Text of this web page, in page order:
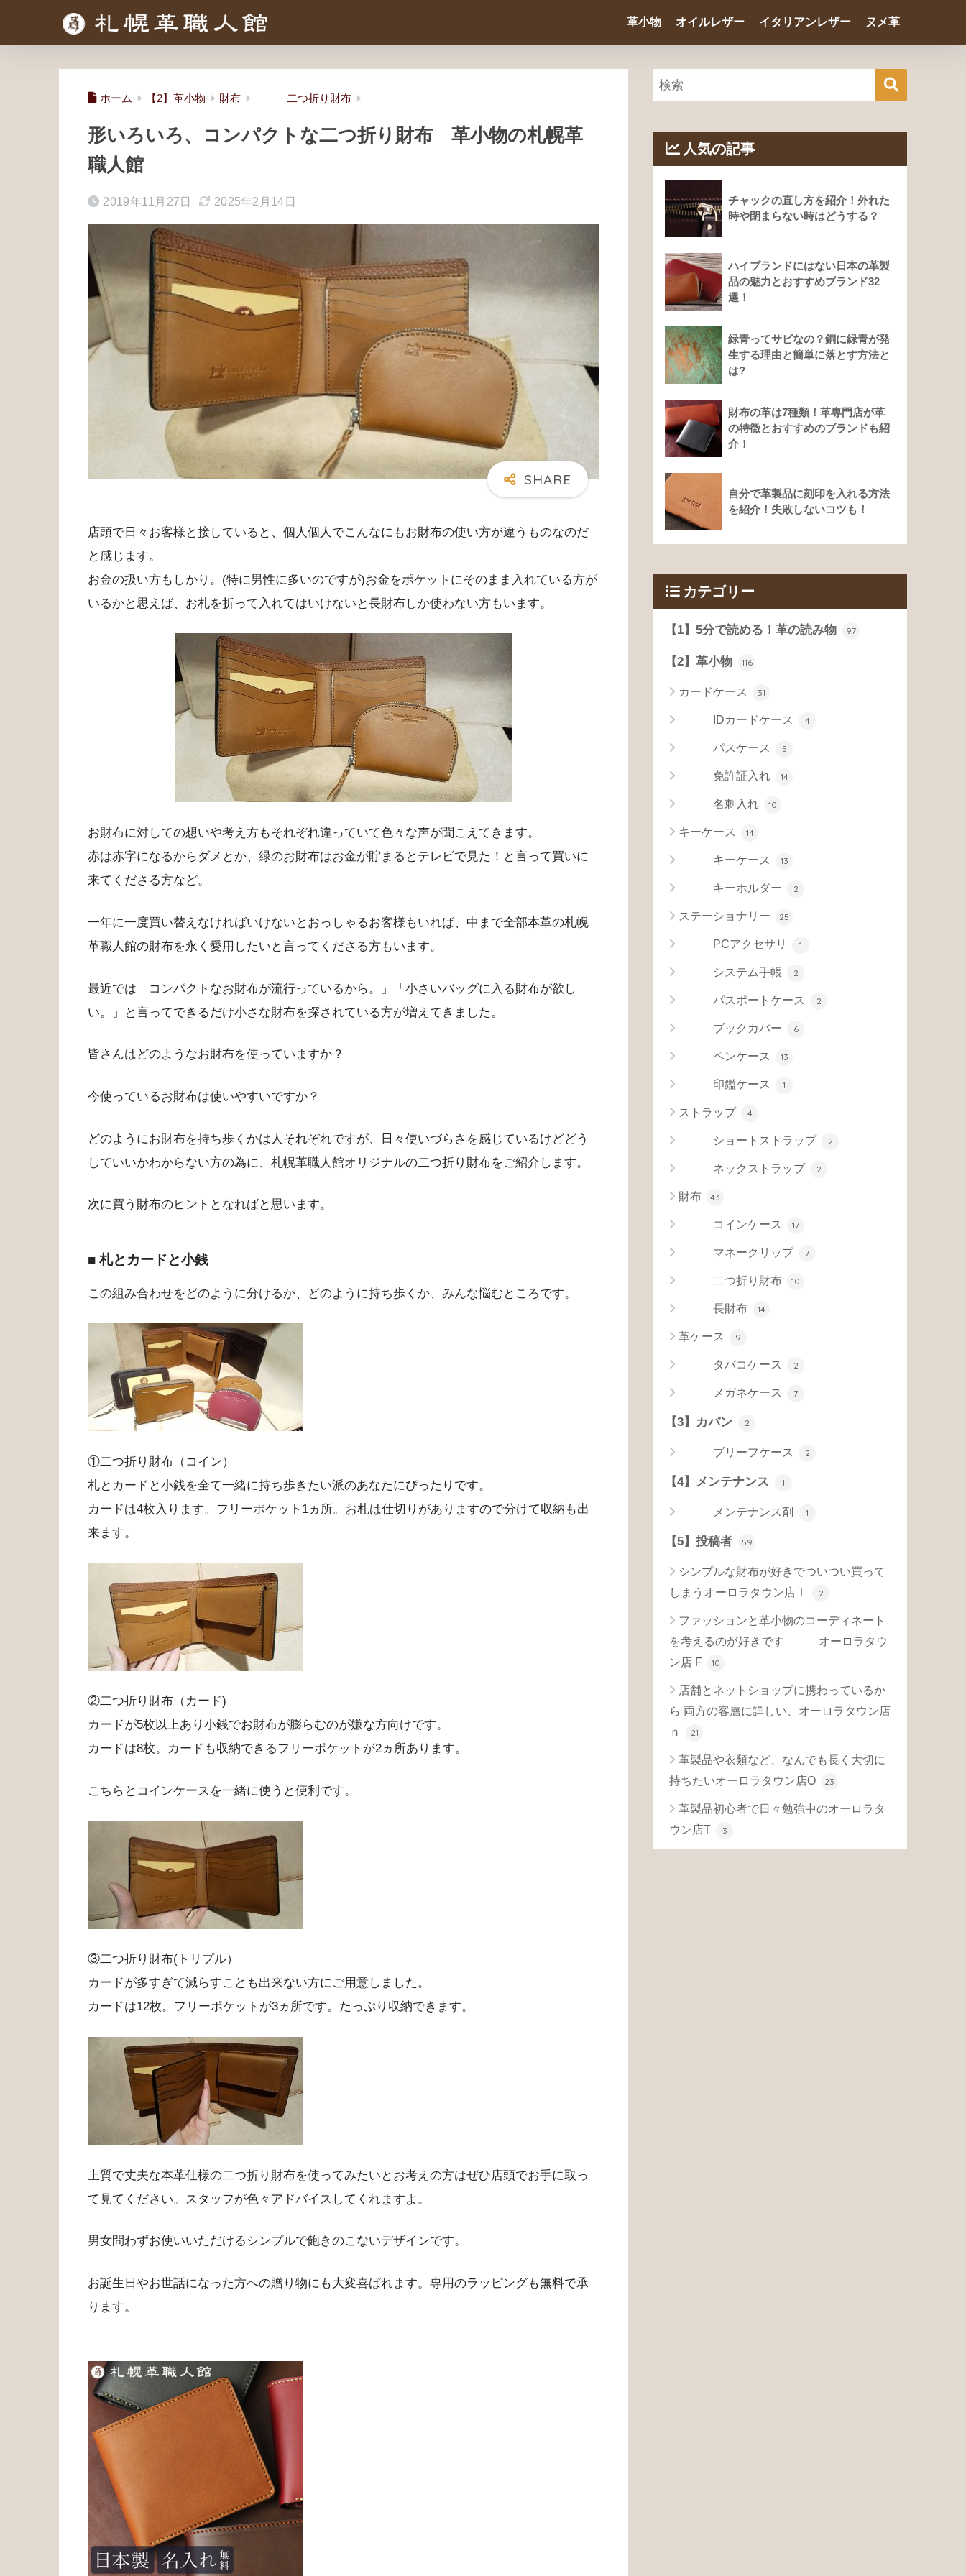
革小物 オイルレザー イタリアンレザー ヌメ革
ホーム 【2】革小物 財布 二つ折り財布
形いろいろ、コンパクトな二つ折り財布 革小物の札幌革
職人館
2019年11月27日 2025年2月14日
店頭で日々お客様と接していると、個人個人でこんなにもお財布の使い方が違うものなのだ
と感じます。
お金の扱い方もしかり。(特に男性に多いのですが)お金をポケットにそのまま入れている方が
いるかと思えば、お札を折って入れてはいけないと長財布しか使わない方もいます。
お財布に対しての想いや考え方もそれぞれ違っていて色々な声が聞こえてきます。
赤は赤字になるからダメとか、緑のお財布はお金が貯まるとテレビで見た！と言って買いに
来てくださる方など。
一年に一度買い替えなければいけないとおっしゃるお客様もいれば、中まで全部本革の札幌
革職人館の財布を永く愛用したいと言ってくださる方もいます。
最近では「コンパクトなお財布が流行っているから。」「小さいバッグに入る財布が欲し
い。」と言ってできるだけ小さな財布を探されている方が増えてきました。
皆さんはどのようなお財布を使っていますか？
今使っているお財布は使いやすいですか？
どのようにお財布を持ち歩くかは人それぞれですが、日々使いづらさを感じているけどどう
していいかわからない方の為に、札幌革職人館オリジナルの二つ折り財布をご紹介します。
次に買う財布のヒントとなればと思います。
■ 札とカードと小銭
この組み合わせをどのように分けるか、どのように持ち歩くか、みんな悩むところです。
①二つ折り財布（コイン）
札とカードと小銭を全て一緒に持ち歩きたい派のあなたにぴったりです。
カードは4枚入ります。フリーポケット1ヵ所。お札は仕切りがありますので分けて収納も出
来ます。
②二つ折り財布（カード)
カードが5枚以上あり小銭でお財布が膨らむのが嫌な方向けです。
カードは8枚。カードも収納できるフリーポケットが2ヵ所あります。
こちらとコインケースを一緒に使うと便利です。
③二つ折り財布(トリプル）
カードが多すぎて減らすことも出来ない方にご用意しました。
カードは12枚。フリーポケットが3ヵ所です。たっぷり収納できます。
上質で丈夫な本革仕様の二つ折り財布を使ってみたいとお考えの方はぜひ店頭でお手に取っ
て見てください。スタッフが色々アドバイスしてくれますよ。
男女問わずお使いいただけるシンプルで飽きのこないデザインです。
お誕生日やお世話になった方への贈り物にも大変喜ばれます。専用のラッピングも無料で承
ります。
人気の記事
チャックの直し方を紹介！外れた
時や閉まらない時はどうする？
ハイブランドにはない日本の革製
品の魅力とおすすめブランド32
選！
緑青ってサビなの？銅に緑青が発
生する理由と簡単に落とす方法と
は?
財布の革は7種類！革専門店が革
の特徴とおすすめのブランドも紹
介！
自分で革製品に刻印を入れる方法
を紹介！失敗しないコツも！
カテゴリー
【1】5分で読める！革の読み物 97
【2】革小物 116
カードケース 31
IDカードケース 4
パスケース 5
免許証入れ 14
名刺入れ 10
キーケース 14
キーケース 13
キーホルダー 2
ステーショナリー 25
PCアクセサリ 1
システム手帳 2
パスポートケース 2
ブックカバー 6
ペンケース 13
印鑑ケース 1
ストラップ 4
ショートストラップ 2
ネックストラップ 2
財布 43
コインケース 17
マネークリップ 7
二つ折り財布 10
長財布 14
革ケース 9
タバコケース 2
メガネケース 7
【3】カバン 2
ブリーフケース 2
【4】メンテナンス 1
メンテナンス剤 1
【5】投稿者 59
シンプルな財布が好きでついつい買って
しまうオーロラタウン店Ｉ
2
ファッションと革小物のコーディネート
を考えるのが好きです オーロラタウ
ン店 F
10
店舗とネットショップに携わっているか
ら 両方の客層に詳しい、オーロラタウン店
ｎ
21
革製品や衣類など、なんでも長く大切に
持ちたいオーロラタウン店O
23
革製品初心者で日々勉強中のオーロラタ
ウン店T
3